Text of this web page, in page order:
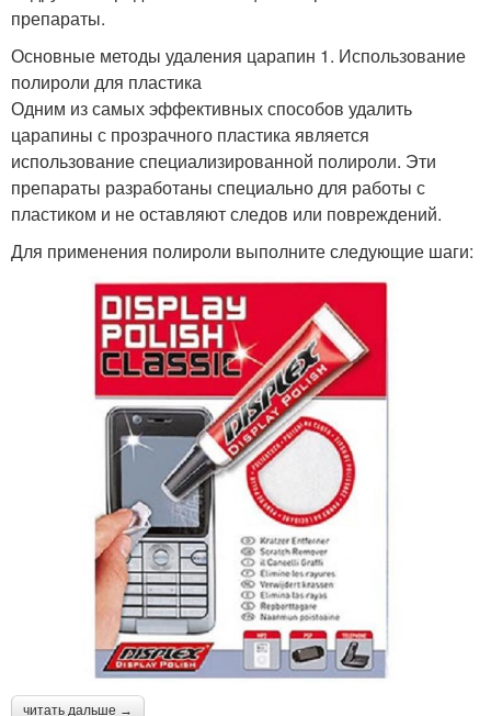
препараты.
Основные методы удаления царапин 1. Использование
полироли для пластика
Одним из самых эффективных способов удалить
царапины с прозрачного пластика является
использование специализированной полироли. Эти
препараты разработаны специально для работы с
пластиком и не оставляют следов или повреждений.
Для применения полироли выполните следующие шаги:
читать дальше →